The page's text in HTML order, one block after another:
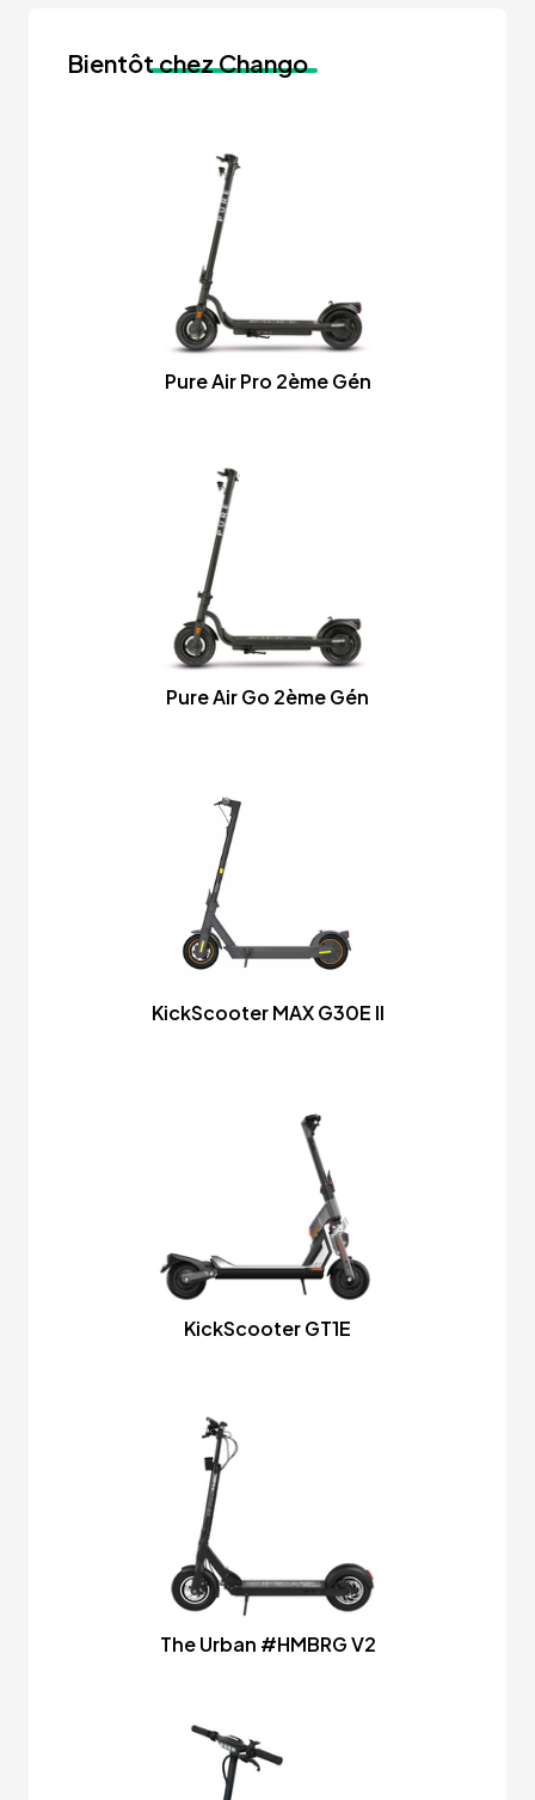
Bientôtchez Chango
Pure Air Pro 2ème Gén
Pure Air Go 2ème Gén
KickScooter MAX G30E II
KickScooter GT1E
The Urban #HMBRG V2